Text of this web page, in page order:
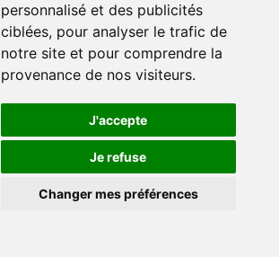
personnalisé et des publicités
ciblées, pour analyser le trafic de
notre site et pour comprendre la
provenance de nos visiteurs.
J'accepte
Je refuse
Changer mes préférences